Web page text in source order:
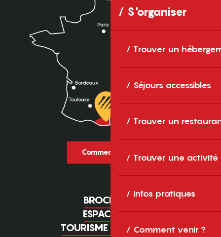
S'organiser
Trouver un
Séjours accessibles
Trouver un
Trouver une activité
Infos pratiques
Comment venir ?
Comment venir ?
BROCHURES
ESPACE PRO
TOURISME D'AFFAIRES